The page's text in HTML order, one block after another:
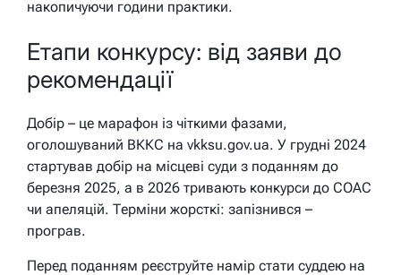
накопичуючи години практики.
Етапи конкурсу: від заяви до
рекомендації
Добір – це марафон із чіткими фазами,
оголошуваний ВККС на vkksu.gov.ua. У грудні 2024
стартував добір на місцеві суди з поданням до
березня 2025, а в 2026 тривають конкурси до СОАС
чи апеляцій. Терміни жорсткі: запізнився –
програв.
Перед поданням реєструйте намір стати суддею на